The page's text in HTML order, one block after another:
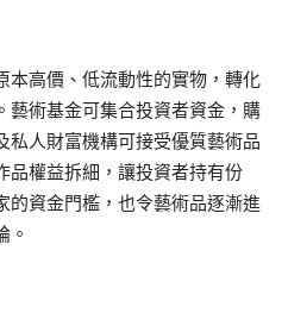
本高價、低流動性的實物，轉化
藝術基金可集合投資者資金，購
私人財富機構可接受優質藝術品
品權益拆細，讓投資者持有份
的資金門檻，也令藝術品逐漸進
。